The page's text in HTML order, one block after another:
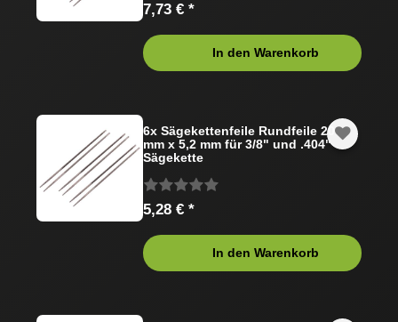
7,73 € *
In den Warenkorb
6x Sägekettenfeile Rundfeile 200
mm x 5,2 mm für 3/8" und .404"
Sägekette
5,28 € *
In den Warenkorb